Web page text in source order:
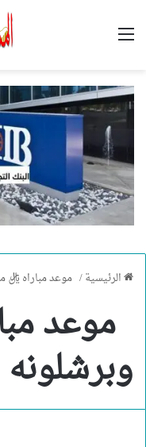
القائمة
الرئيسية/ موعد مباراه
موعد
وبرشلونه